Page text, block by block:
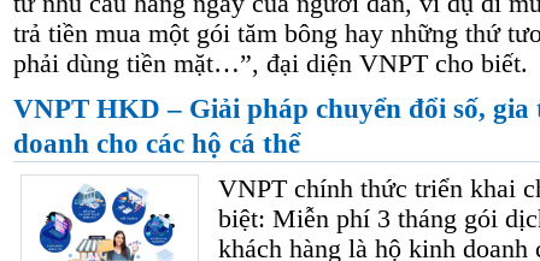
trả tiền mua một gói tăm bông hay những thứ
phải dùng tiền mặt…”, đại diện VNPT cho biết.
VNPT HKD – Giải pháp chuyển đổi số,
doanh cho các hộ cá thể
VNPT chính thức triển khai
biệt: Miễn phí 3 tháng gói
khách hàng là hộ kinh